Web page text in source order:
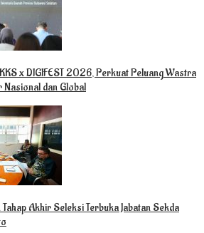
x DIGIFEST 2026, Perkuat Peluang Wastra
Nasional dan Global
Tahap Akhir Seleksi Terbuka Jabatan Sekda